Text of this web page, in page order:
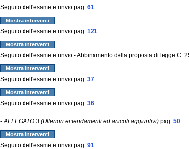
Seguito dell'esame e rinvio pag. 61
Mostra interventi
Seguito dell'esame e rinvio pag. 121
Mostra interventi
Seguito dell'esame e rinvio - Abbinamento della proposta di legge C.
Mostra interventi
Seguito dell'esame e rinvio pag. 37
Mostra interventi
Seguito dell'esame e rinvio pag. 36
-ALLEGATO 3 (Ulteriori emendamenti ed articoli aggiuntivi) pag. 50
Mostra interventi
Seguito dell'esame e rinvio pag. 91